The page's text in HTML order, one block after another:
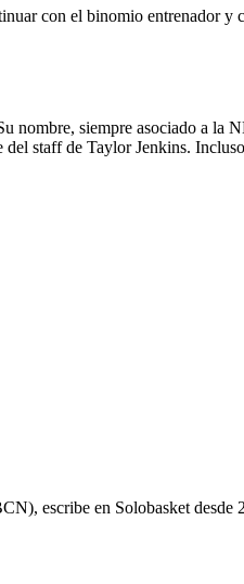
con el binomio entrenador y
nombre, siempre asociado a
del staff de Taylor Jenkins.
escribe en Solobasket